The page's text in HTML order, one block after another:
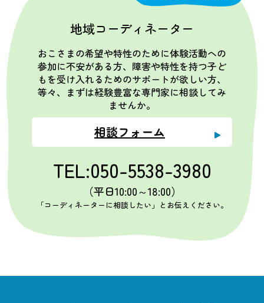
地域コーディネーター
おこさまの希望や特性のために体験活動への
参加に不安がある方、障害や特性を持つ子ど
もを受け入れるためのサポートが欲しい方、
等々、まずは経験豊富な専門家に相談してみ
ませんか。
相談フォーム
TEL:050-5538-3980
（平日10:00～18:00）
「コーディネーターに相談したい」とお伝えください。